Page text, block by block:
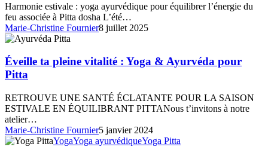
dosha
afin
de
retrouver
une
tranquillité
d’esprit.
Harmonie estivale : yoga ayurvédique pour équilibrer l’énergie du
feu associée à Pitta dosha L’été…
Marie-Christine Fournier8 juillet 2025
Éveille
pleine
vitalité
:
&
Ayurvéda
pour
Pitta
Éveille ta pleine vitalité : Yoga & Ayurvéda pour
Pitta
RETROUVE UNE SANTÉ ÉCLATANTE POUR LA SAISON
ESTIVALE EN ÉQUILIBRANT PITTANous t’invitons à notre
atelier…
Marie-Christine Fournier5 janvier 2024
Les
YogaYoga ayurvédiqueYoga Pitta